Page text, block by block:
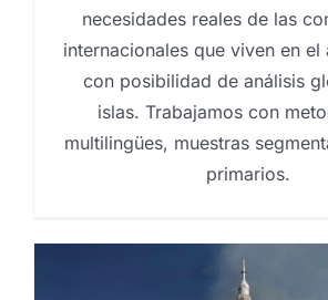
necesidades reales de las
internacionales que viven en el
con posibilidad de análisis
islas. Trabajamos con
multilingües, muestras
primarios.